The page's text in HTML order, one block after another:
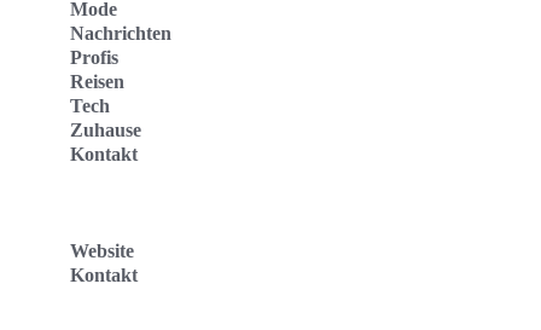
Mode
Nachrichten
Profis
Reisen
Tech
Zuhause
Kontakt
Website
Kontakt